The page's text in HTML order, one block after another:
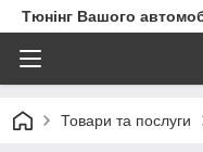
Тюнінг Вашого
Товари та послуги